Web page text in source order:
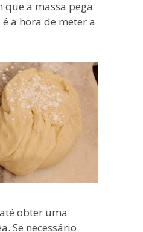
que a massa pega
a hora de meter a
obter uma
Se necessário